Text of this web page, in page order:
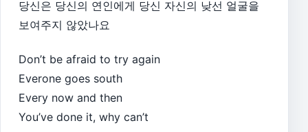
당신은 당신의 연인에게 당신 자신의 낮선 얼굴을
보여주지 않았나요
Don’t be afraid to try again
Everone goes south
Every now and then
You’ve done it, why can’t